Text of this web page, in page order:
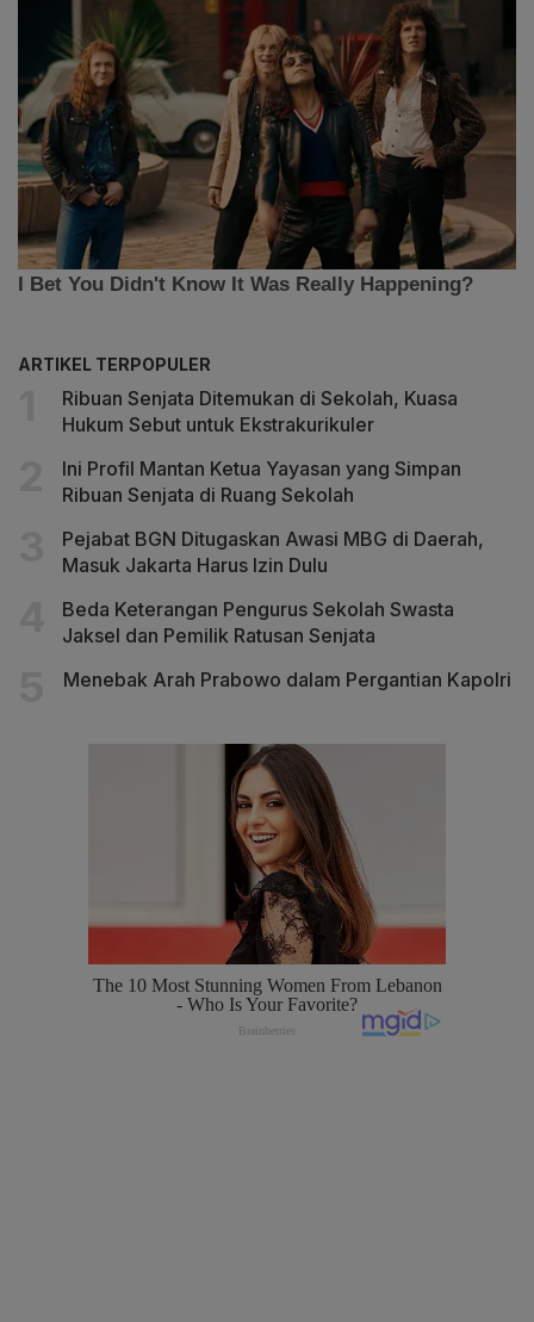
ARTIKEL TERPOPULER
Ribuan Senjata Ditemukan di Sekolah, Kuasa
Hukum Sebut untuk Ekstrakurikuler
Ini Profil Mantan Ketua Yayasan yang Simpan
Ribuan Senjata di Ruang Sekolah
Pejabat BGN Ditugaskan Awasi MBG di Daerah,
Masuk Jakarta Harus Izin Dulu
Beda Keterangan Pengurus Sekolah Swasta
Jaksel dan Pemilik Ratusan Senjata
Menebak Arah Prabowo dalam Pergantian Kapolri